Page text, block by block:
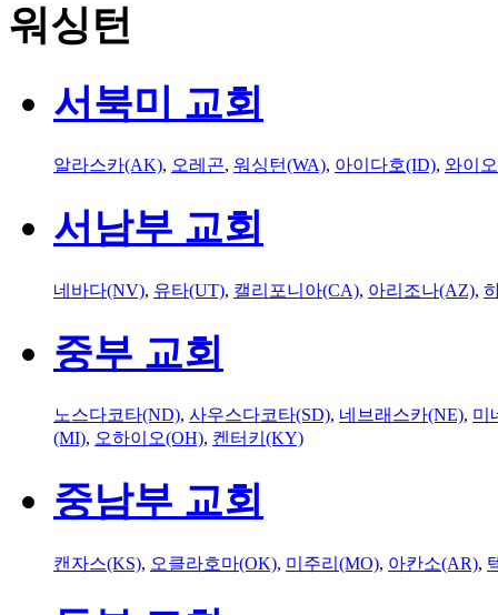
워싱턴
서북미 교회
알라스카(AK), 오레곤, 워싱턴(WA), 아이다호(ID), 와이
서남부 교회
네바다(NV), 유타(UT), 캘리포니아(CA), 아리조나(AZ),
중부 교회
노스다코타(ND), 사우스다코타(SD), 네브래스카(NE), 미
(MI), 오하이오(OH), 켄터키(KY)
중남부 교회
캔자스(KS), 오클라호마(OK), 미주리(MO), 아칸소(AR),